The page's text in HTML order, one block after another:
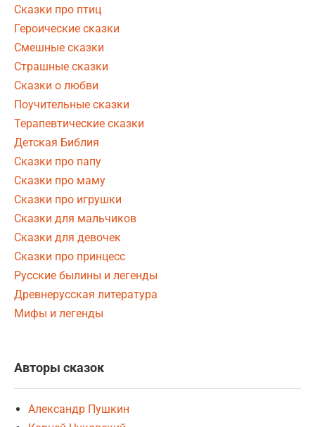
Сказки про птиц
Героические сказки
Смешные сказки
Страшные сказки
Сказки о любви
Поучительные сказки
Терапевтические сказки
Детская Библия
Сказки про папу
Сказки про маму
Сказки про игрушки
Сказки для мальчиков
Сказки для девочек
Сказки про принцесс
Русские былины и легенды
Древнерусская литература
Мифы и легенды
Авторы сказок
Александр Пушкин